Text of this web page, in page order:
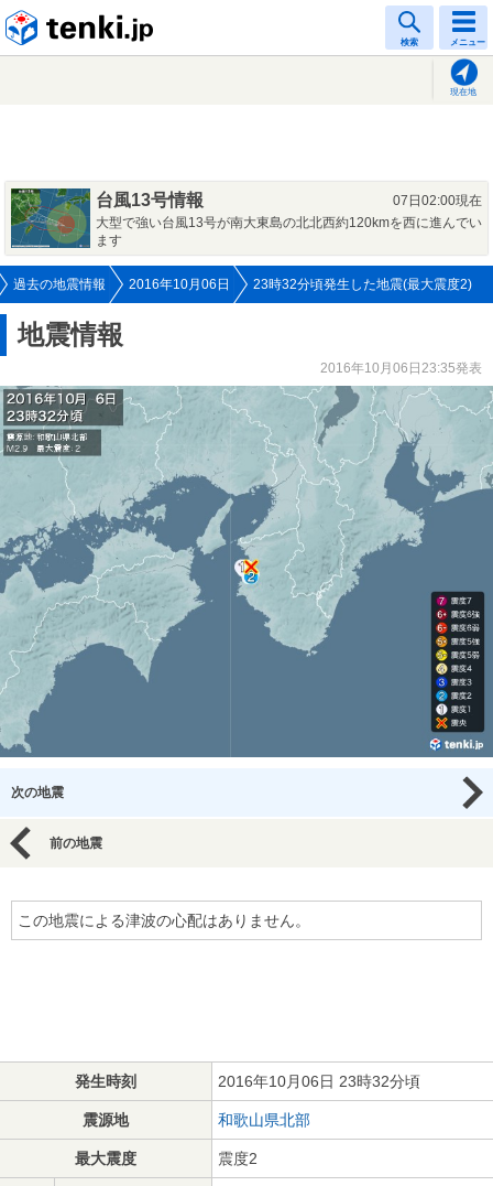
検索 メニュー
現在地
台風13号情報
07日02:00現在
大型で強い台風13号が南大東島の北北西約120kmを西に進んでい
ます
過去の地震情報 2016年10月06日 23時32分頃発生した地震(最大震度2)
地震情報
2016年10月06日23:35発表
次の地震
前の地震
この地震による津波の心配はありません。
発生時刻 2016年10月06日 23時32分頃
震源地 和歌山県北部
最大震度 震度2